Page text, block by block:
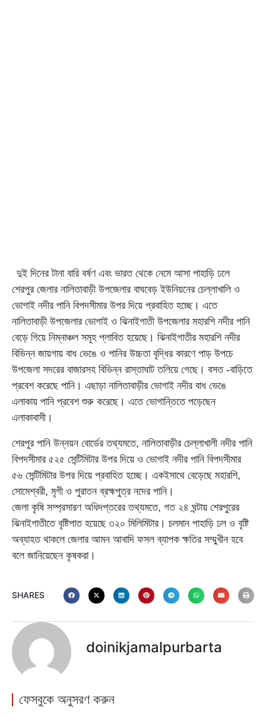
দুই দিনের টানা বারি বর্ষণ এবং ভারত থেকে নেমে আসা পাহাড়ি ঢলে
শেরপুর জেলার নালিতাবাড়ী উপজেলার বাঘবেড় ইউনিয়নের চেল্লাখালি ও
ভোগাই নদীর পানি বিপদসীমার উপর দিয়ে প্রবাহিত হচ্ছে। এতে
নালিতাবাড়ী উপজেলার ভোগাই ও ঝিনাইগাতী উপজেলার মহারশি নদীর পানি
বেড়ে গিয়ে নিম্নাঞ্চল সমূহ প্লাবিত হয়েছে। ঝিনাইগাতীর মহারশি নদীর
বিভিন্ন জায়গায় বাধ ভেঙে ও পানির উচ্চতা বৃদ্ধির কারণে পাড় উপচে
উপজেলা সদরের বাজারসহ বিভিন্ন রাস্তাঘাট তলিয়ে গেছে। বসত -বাড়িতে
প্রবেশ করেছে পানি। এছাড়া নালিতাবাড়ীর ভোগাই নদীর বাধ ভেঙে
এলাকায় পানি প্রবেশ শুরু করেছে। এতে ভোগান্তিতে পড়েছেন
এলাকাবাসী।
শেরপুর পানি উন্নয়ন বোর্ডের তথ্যমতে, নালিতাবাড়ীর চেল্লাখালী নদীর পানি
বিপদসীমার ৫২৫ সেন্টিমিটার উপর দিয়ে ও ভোগাই নদীর পানি বিপদসীমার
৫৬ সেন্টিমিটার উপর দিয়ে প্রবাহিত হচ্ছে। একইসাথে বেড়েছে মহারশি,
সোমেশ্বরী, মৃগী ও পুরাতন ব্রহ্মপুত্র নদের পানি।
জেলা কৃষি সম্প্রসারণ অধিদপ্তরের তথ্যমতে, গত ২৪ ঘন্টায় শেরপুরের
ঝিনাইগাতীতে বৃষ্টিপাত হয়েছে ৩২০ মিলিমিটার। চলমান পাহাড়ি ঢল ও বৃষ্টি
অব্যাহত থাকলে জেলার আমন আবাদি ফসল ব্যাপক ক্ষতির সম্মুখীন হবে
বলে জানিয়েছেন কৃষকরা।
SHARES
doinikjamalpurbarta
ফেসবুকে অনুসরণ করুন